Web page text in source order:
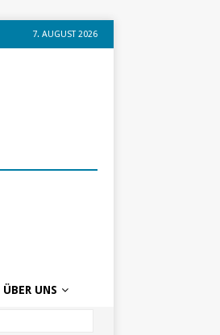
7. AUGUST 2026
ÜBER UNS